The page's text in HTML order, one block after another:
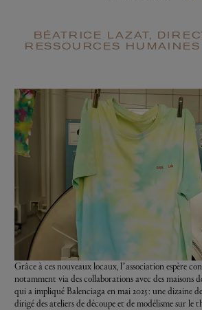
BÉATRICE LAZAT,
RESSOURCES
Grâce à ces nouveaux locaux, l’association espère
notamment via des collaborations avec des maisons
qui a impliqué Balenciaga en mai 2025 : une dizaine
dirigé des ateliers de découpe et de modélisme sur le